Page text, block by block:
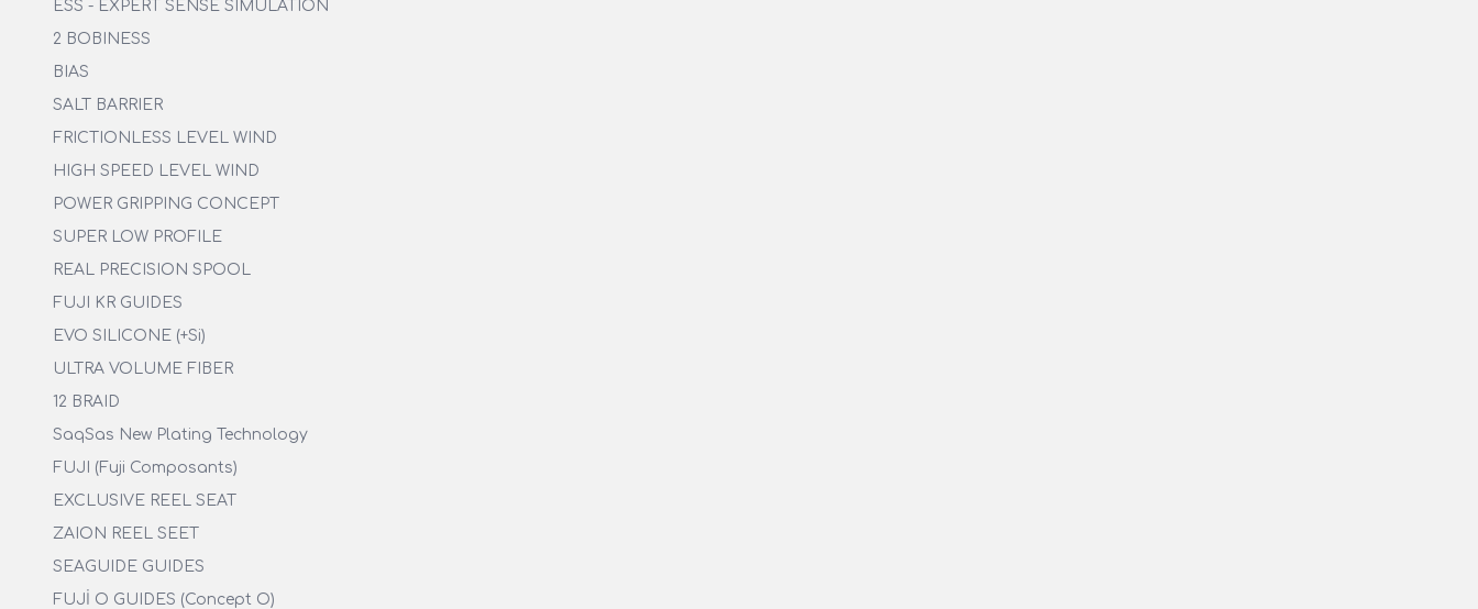
ESS - EXPERT SENSE SIMULATION
2 BOBINESS
BIAS
SALT BARRIER
FRICTIONLESS LEVEL WIND
HIGH SPEED LEVEL WIND
POWER GRIPPING CONCEPT
SUPER LOW PROFILE
REAL PRECISION SPOOL
FUJI KR GUIDES
EVO SILICONE (+Si)
ULTRA VOLUME FIBER
12 BRAID
SaqSas New Plating Technology
FUJI (Fuji Composants)
EXCLUSIVE REEL SEAT
ZAION REEL SEET
SEAGUIDE GUIDES
FUJİ O GUIDES (Concept O)